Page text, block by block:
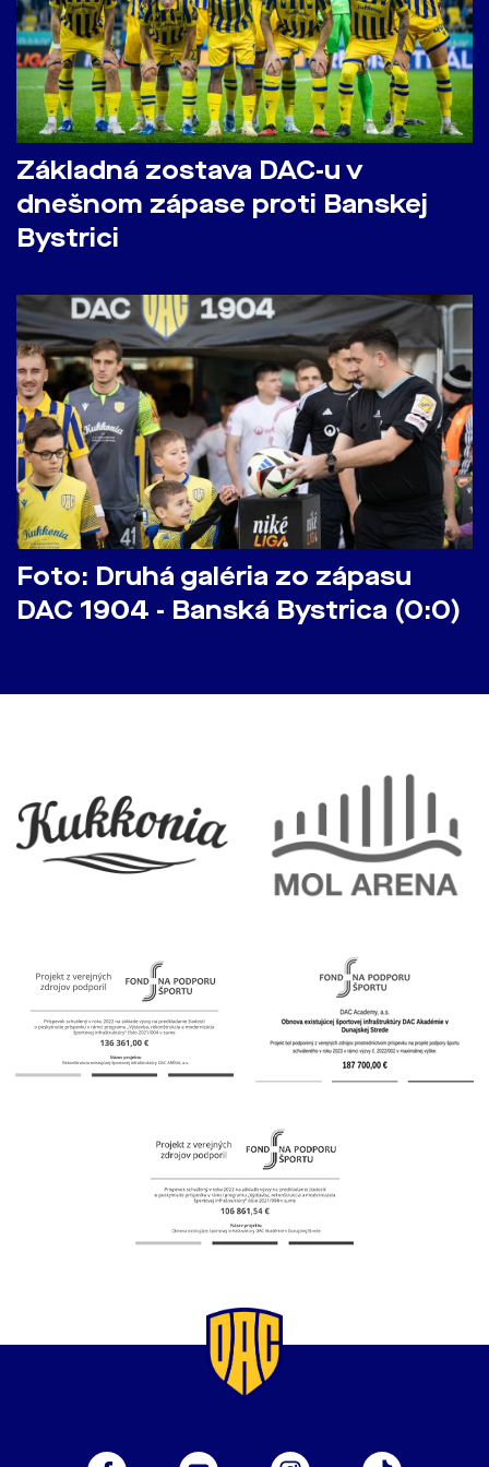
Základná zostava DAC-u v
dnešnom zápase proti Banskej
Bystrici
Foto: Druhá galéria zo zápasu
DAC 1904 - Banská Bystrica (0:0)